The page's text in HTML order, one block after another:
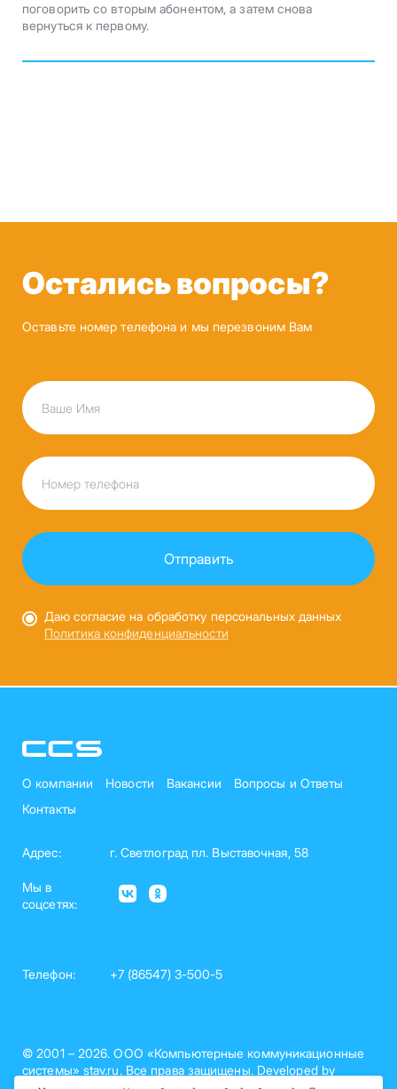
поговорить со вторым абонентом, а затем снова
вернуться к первому.
Остались вопросы?
Оставьте номер телефона и мы перезвоним Вам
Даю согласие на обработку персональных данных
Политика конфиденциальности
О компании Новости Вакансии
Вопросы и Ответы
Контакты
Адрес: г. Светлоград пл. Выставочная, 58
Мы в
соцсетях:
Телефон: +7 (86547) 3-500-5
© 2001 – 2026. ООО «Компьютерные коммуникационные
системы» stav.ru. Все права защищены. Developed by